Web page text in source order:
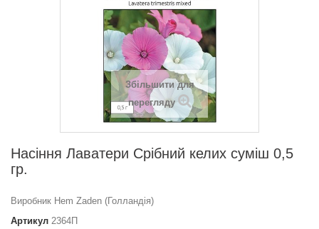
Збільшити для
перегляду
Насіння Лаватери Срібний келих суміш 0,5
гр.
Виробник Hem Zaden (Голландія)
Артикул 2364П